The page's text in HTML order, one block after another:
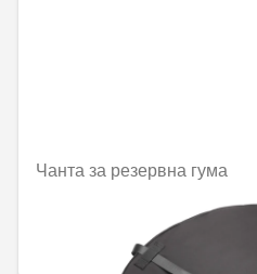
Чанта за резервна гума
97,28 € / 190,27 лв.